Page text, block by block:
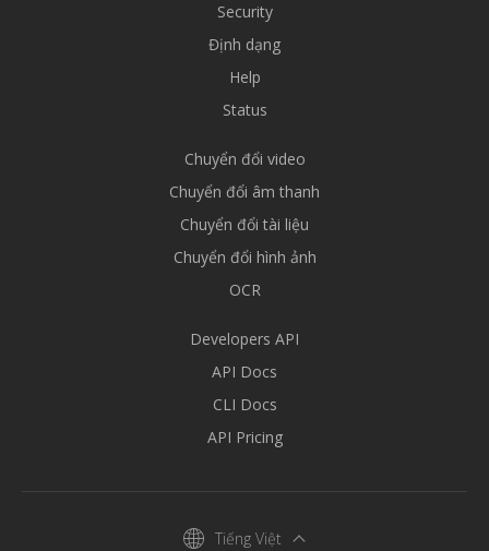
Security
Định dạng
Help
Status
Chuyển đổi video
Chuyển đổi âm thanh
Chuyển đổi tài liệu
Chuyển đổi hình ảnh
OCR
Developers API
API Docs
CLI Docs
API Pricing
Tiếng Việt